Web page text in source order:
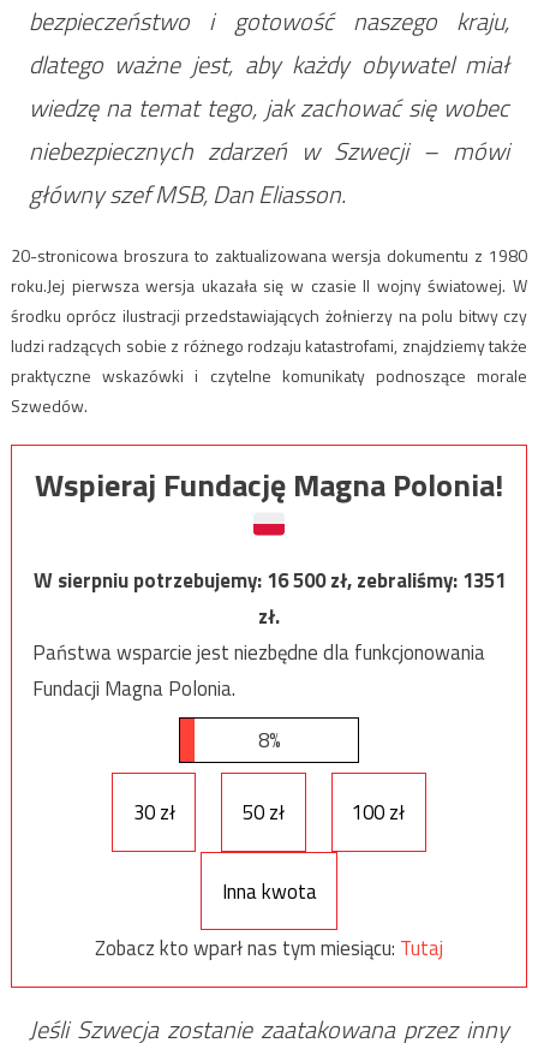
bezpieczeństwo i gotowość naszego kraju,
dlatego ważne jest, aby każdy obywatel miał
wiedzę na temat tego, jak zachować się wobec
niebezpiecznych zdarzeń w Szwecji – mówi
główny szef MSB, Dan Eliasson.
20-stronicowa broszura to zaktualizowana wersja dokumentu z 1980
roku.Jej pierwsza wersja ukazała się w czasie II wojny światowej. W
środku oprócz ilustracji przedstawiających żołnierzy na polu bitwy czy
ludzi radzących sobie z różnego rodzaju katastrofami, znajdziemy także
praktyczne wskazówki i czytelne komunikaty podnoszące morale
Szwedów.
Wspieraj Fundację Magna Polonia!
W sierpniu potrzebujemy:16 500zł, zebraliśmy:1351
zł.
Państwa wsparcie jest niezbędne dla funkcjonowania
Fundacji Magna Polonia.
8%
30 zł 50 zł 100 zł
Inna kwota
Zobacz kto wparł nas tym miesiącu: Tutaj
Jeśli Szwecja zostanie zaatakowana przez inny